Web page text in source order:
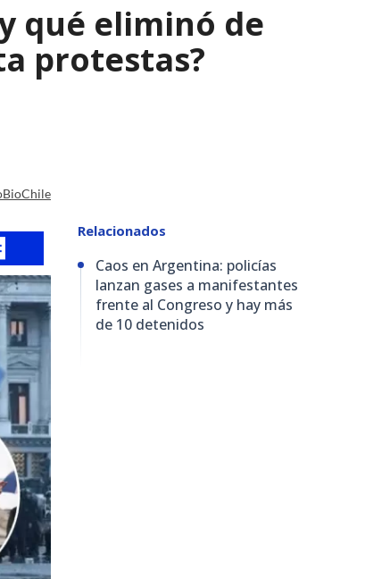
qué eliminó de
protestas?
Relacionados
Caos en Argentina: policías
lanzan gases a manifestantes
frente al Congreso y hay más
de 10 detenidos